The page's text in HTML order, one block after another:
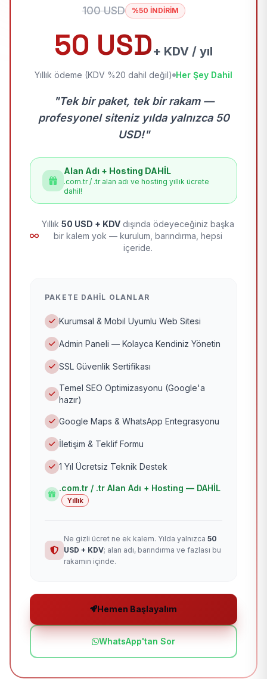
100 USD %50 İNDİRİM
50 USD+ KDV / yıl
Yıllık ödeme (KDV %20 dahil değil) Her Şey Dahil
"Tek bir paket, tek bir rakam —
profesyonel siteniz yılda yalnızca 50
USD!"
Alan Adı + Hosting DAHİL
.com.tr / .tr alan adı ve hosting yıllık ücrete
dahil!
Yıllık 50 USD + KDV dışında ödeyeceğiniz başka
bir kalem yok — kurulum, barındırma, hepsi
içeride.
PAKETE DAHIL OLANLAR
Kurumsal & Mobil Uyumlu Web Sitesi
Admin Paneli — Kolayca Kendiniz Yönetin
SSL Güvenlik Sertifikası
Temel SEO Optimizasyonu (Google'a
hazır)
Google Maps & WhatsApp Entegrasyonu
İletişim & Teklif Formu
1 Yıl Ücretsiz Teknik Destek
.com.tr / .tr Alan Adı + Hosting — DAHİL
Yıllık
Ne gizli ücret ne ek kalem. Yılda yalnızca 50
USD + KDV; alan adı, barındırma ve fazlası bu
rakamın içinde.
Hemen Başlayalım
WhatsApp'tan Sor